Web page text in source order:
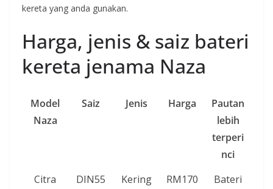
kereta yang anda gunakan.
Harga, jenis & saiz bateri
kereta jenama Naza
Model
Naza
Saiz Jenis Harga
Pautan
lebih
terperi
nci
Citra
DIN55
Kering
RM170
Bateri